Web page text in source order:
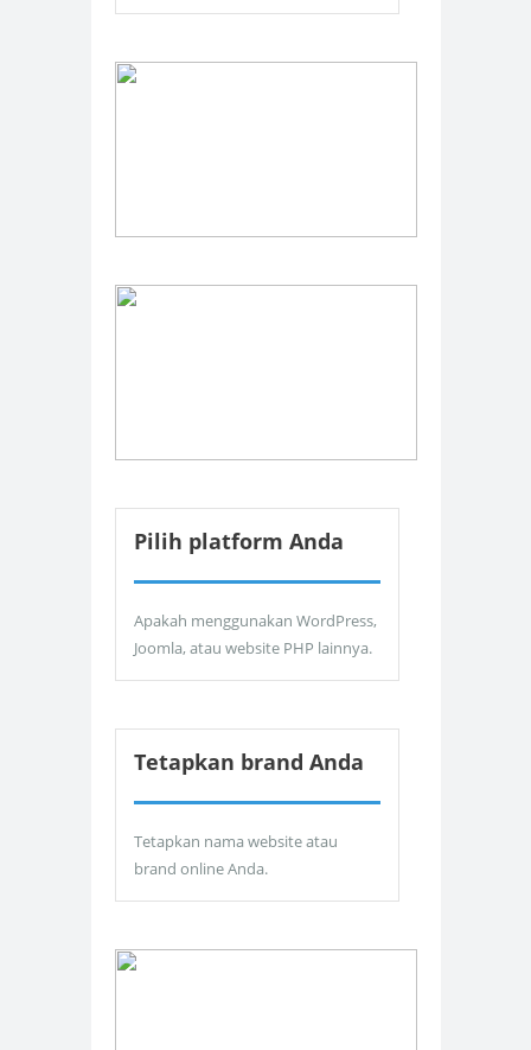
Pilih platform Anda
Apakah menggunakan WordPress,
Joomla, atau website PHP lainnya.
Tetapkan brand Anda
Tetapkan nama website atau
brand online Anda.